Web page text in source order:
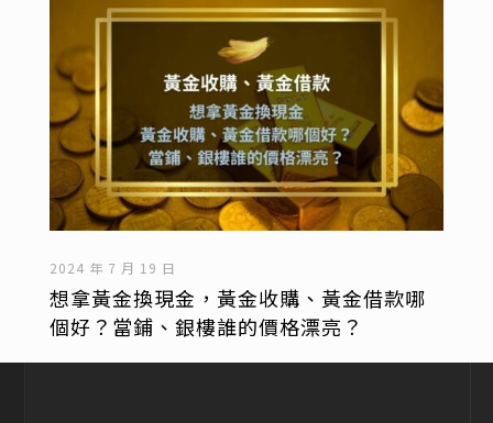
2024 年 7 月 19 日
想拿黃金換現金，黃金收購、黃金借款哪
個好？當鋪、銀樓誰的價格漂亮？